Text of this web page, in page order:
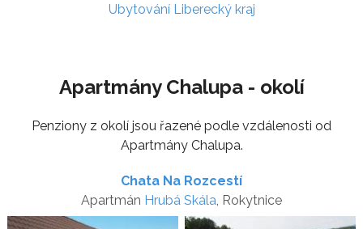
Ubytování Liberecký kraj
Apartmány Chalupa - okolí
Penziony z okolí jsou řazené podle vzdálenosti od
Apartmány Chalupa.
Chata Na Rozcestí
Apartmán Hrubá Skála , Rokytnice